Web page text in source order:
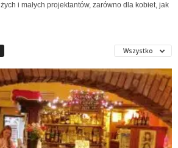
i małych projektantów, zarówno dla kobiet, jak
Wszystko